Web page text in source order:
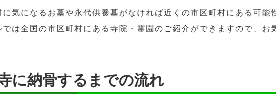
に気になるお墓や永代供養墓がなければ近くの市区町村にある可能
では全国の市区町村にある寺院・霊園のご紹介ができますので、お
に納骨するまでの流れ